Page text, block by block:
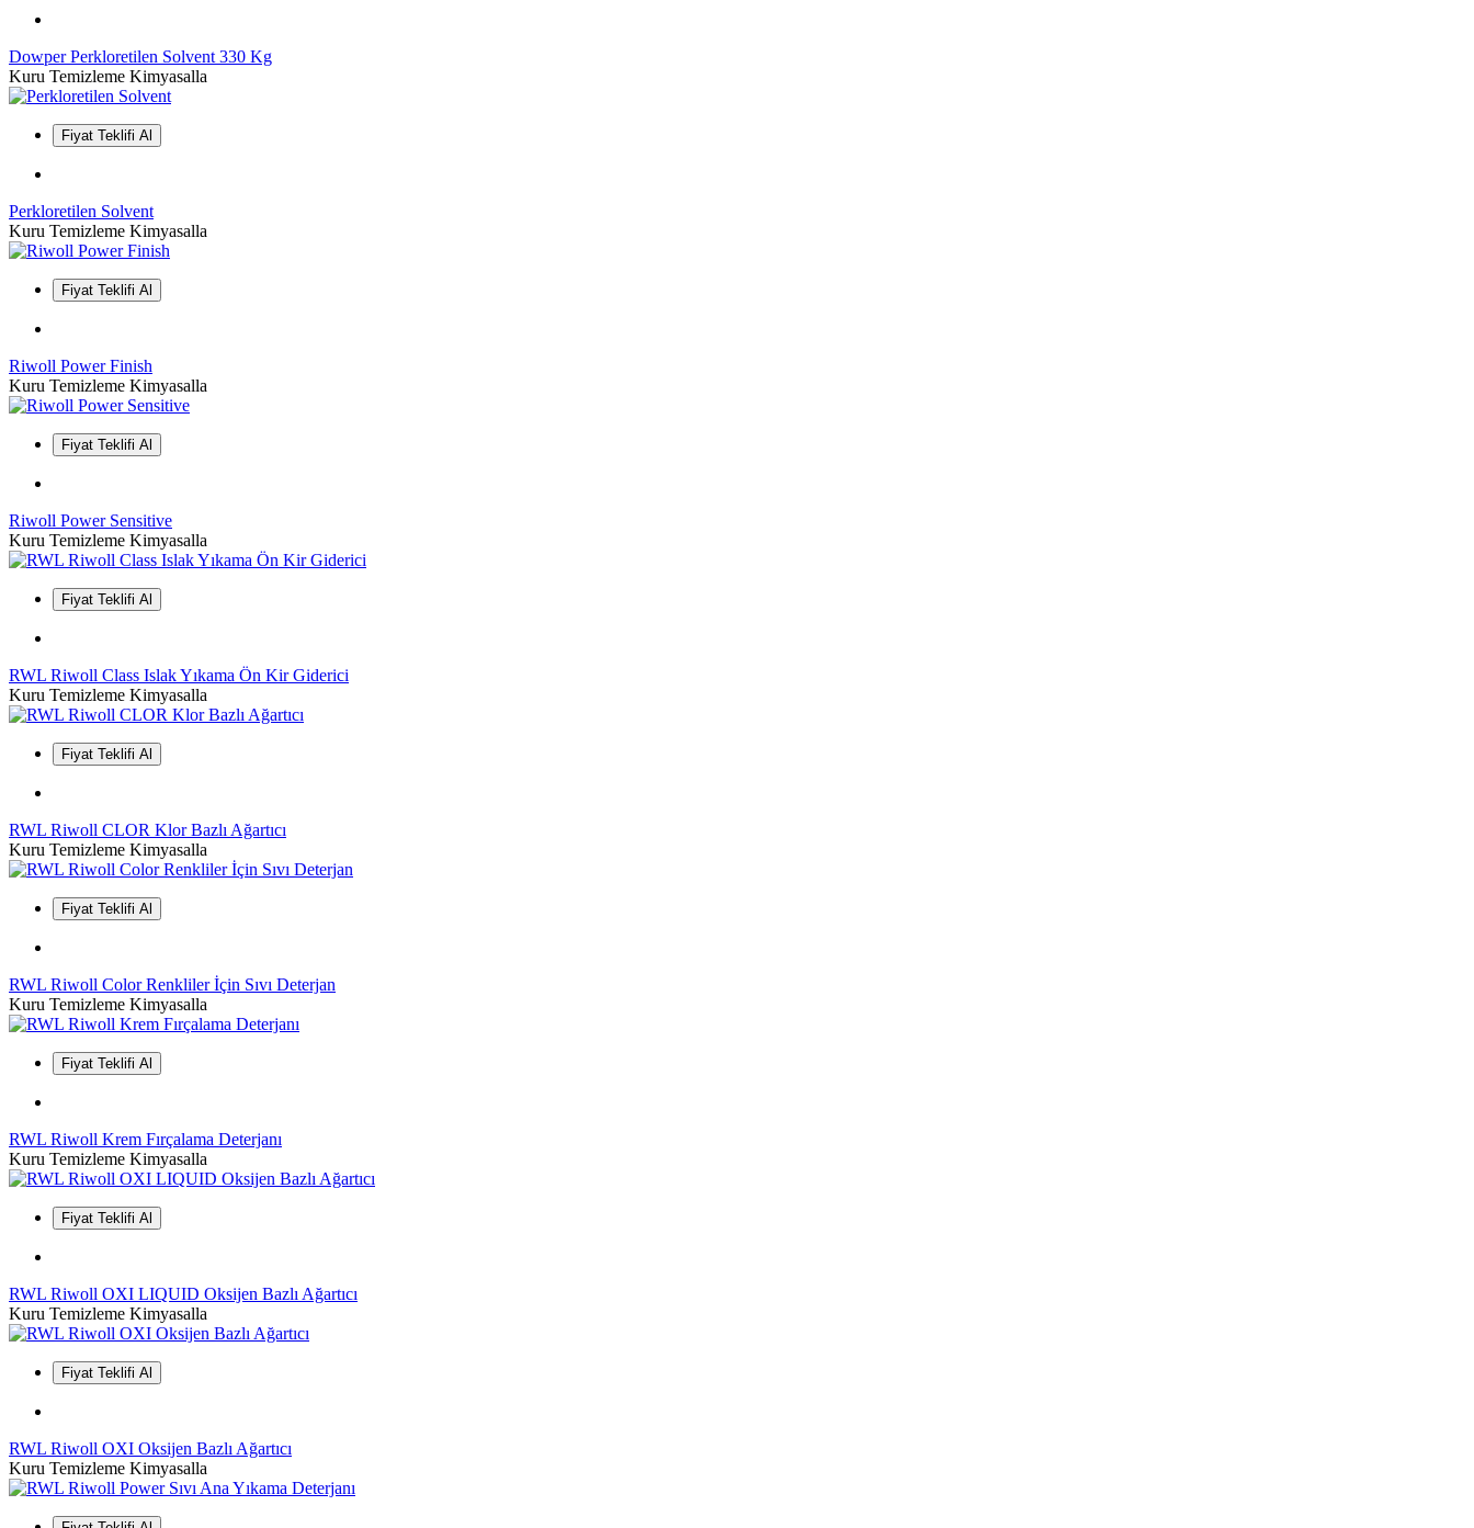
Dowper Perkloretilen Solvent 330 Kg
Kuru Temizleme Kimyasalla
Fiyat Teklifi Al
Perkloretilen Solvent
Kuru Temizleme Kimyasalla
Fiyat Teklifi Al
Riwoll Power Finish
Kuru Temizleme Kimyasalla
Fiyat Teklifi Al
Riwoll Power Sensitive
Kuru Temizleme Kimyasalla
Fiyat Teklifi Al
RWL Riwoll Class Islak Yıkama Ön Kir Giderici
Kuru Temizleme Kimyasalla
Fiyat Teklifi Al
RWL Riwoll CLOR Klor Bazlı Ağartıcı
Kuru Temizleme Kimyasalla
Fiyat Teklifi Al
RWL Riwoll Color Renkliler İçin Sıvı Deterjan
Kuru Temizleme Kimyasalla
Fiyat Teklifi Al
RWL Riwoll Krem Fırçalama Deterjanı
Kuru Temizleme Kimyasalla
Fiyat Teklifi Al
RWL Riwoll OXI LIQUID Oksijen Bazlı Ağartıcı
Kuru Temizleme Kimyasalla
Fiyat Teklifi Al
RWL Riwoll OXI Oksijen Bazlı Ağartıcı
Kuru Temizleme Kimyasalla